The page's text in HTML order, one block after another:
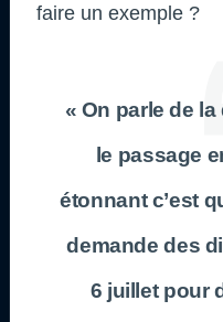
faire un exemple ?
« On parle de
le passage
étonnant c’est
demande des
6 juillet pour